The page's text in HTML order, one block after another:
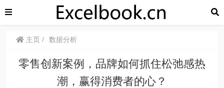
主页 数据分析
零售创新案例，品牌如何抓住松弛感热
潮，赢得消费者的心？